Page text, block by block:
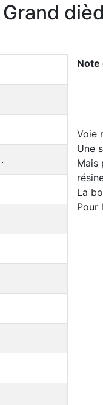
Grand
Note
Voie
Une
Mais
La
Pour